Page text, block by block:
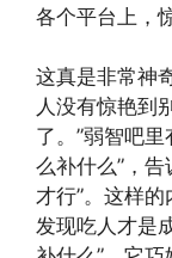
各个平台上，
这真是非常神
人没有惊艳到
了。”弱智吧
么补什么”，
才行”。这样
发现吃人才是